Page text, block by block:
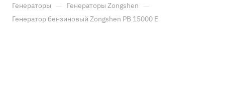
Генераторы — Генераторы Zongshen —
Генератор бензиновый Zongshen PB 15000 E